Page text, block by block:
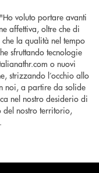
voluto portare avanti
affettiva, oltre che di
la qualità nel tempo
sfruttando tecnologie
o nuovi
strizzando l’occhio allo
noi, a partire da solide
nel nostro desiderio di
del nostro territorio,